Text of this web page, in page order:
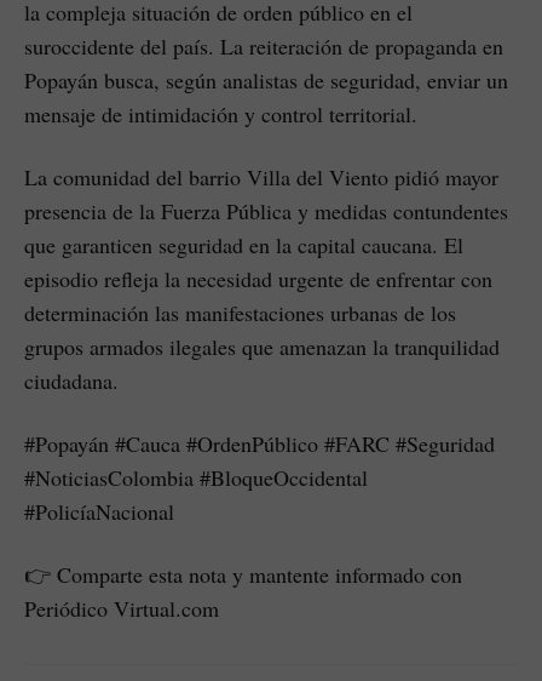
la compleja situación de orden público en el
suroccidente del país. La reiteración de propaganda en
Popayán busca, según analistas de seguridad, enviar un
mensaje de intimidación y control territorial.
La comunidad del barrio Villa del Viento pidió mayor
presencia de la Fuerza Pública y medidas contundentes
que garanticen seguridad en la capital caucana. El
episodio refleja la necesidad urgente de enfrentar con
determinación las manifestaciones urbanas de los
grupos armados ilegales que amenazan la tranquilidad
ciudadana.
#Popayán #Cauca #OrdenPúblico #FARC #Seguridad
#NoticiasColombia #BloqueOccidental
#PolicíaNacional
👉 Comparte esta nota y mantente informado con
Periódico Virtual.com